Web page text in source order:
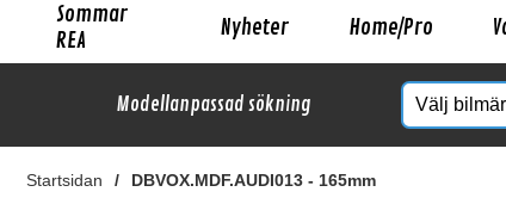
Sommar
REA
Nyheter Home/Pro
Modellanpassad sökning
Startsidan DBVOX.MDF.AUDI013 - 165mm